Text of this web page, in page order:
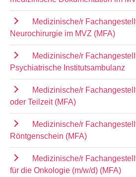
Medizinische/r
Neurochirurgie im MVZ (MFA)
Medizinische/r
Psychiatrische Institutsambulanz
Medizinische/r
oder Teilzeit (MFA)
Medizinische/r
Röntgenschein (MFA)
Medizinische/r
für die Onkologie (m/w/d) (MFA)